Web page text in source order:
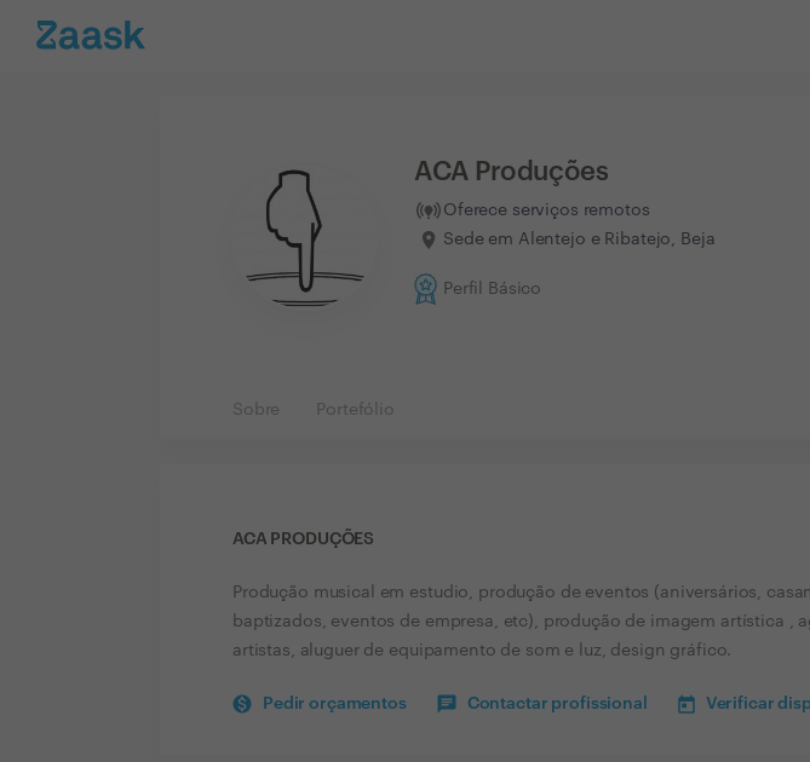
ACA Produções
Oferece serviços remotos
Sede em Alentejo e Ribatejo, Beja
Perfil Básico
Sobre Portefólio
ACA PRODUÇÕES
Produção musical em estudio, produção de eventos (aniversários,
baptizados, eventos de empresa, etc), produção de imagem artística ,
artistas, aluguer de equipamento de som e luz, design gráfico.
Pedir orçamentos Contactar profissional Verificar